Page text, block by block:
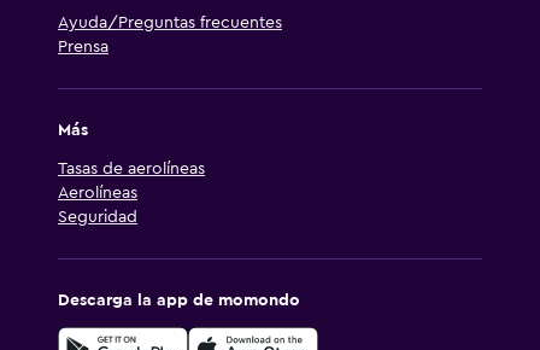
Ayuda/Preguntas frecuentes
Prensa
Más
Tasas de aerolíneas
Aerolíneas
Seguridad
Descarga la app de momondo